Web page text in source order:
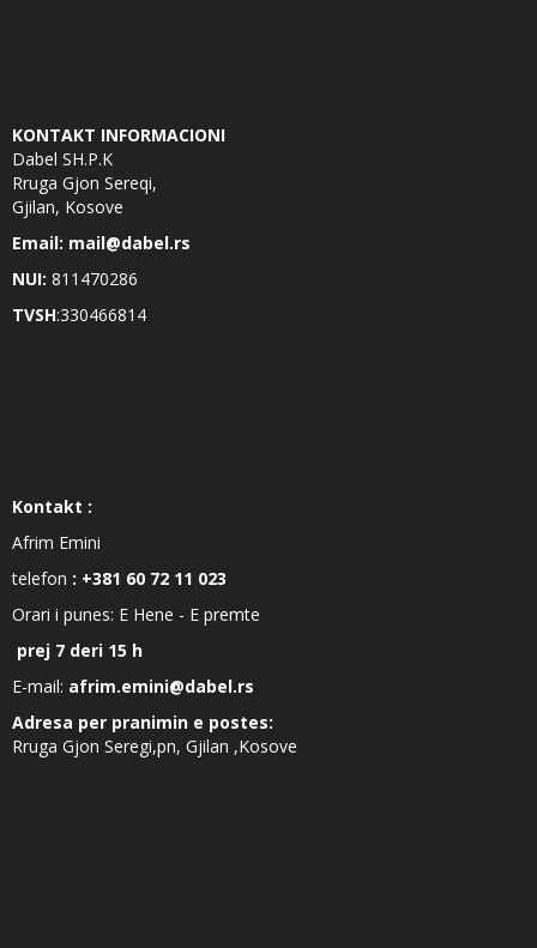
KONTAKT INFORMACIONI
Dabel SH.P.K
Rruga Gjon Sereqi,
Gjilan, Kosove
Email: mail@dabel.rs
NUI: 811470286
TVSH:330466814
Kontakt :
Afrim Emini
telefon : +381 60 72 11 023
Orari i punes: E Hene - E premte
prej 7 deri 15 h
E-mail: afrim.emini@dabel.rs
Adresa per pranimin e postes:
Rruga Gjon Seregi,pn, Gjilan ,Kosove